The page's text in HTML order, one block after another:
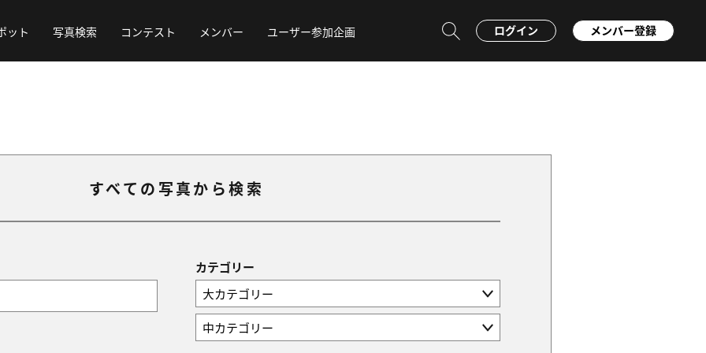
ット 写真検索 コンテスト メンバー ユーザー参加企画 ログイン メンバー登録
すべての写真から検索
カテゴリー